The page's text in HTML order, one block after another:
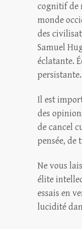
cognitif de
monde
des
Samuel
éclatante.
persistante.
Il est
des
de cancel
pensée,
Ne vous
élite
essais en
lucidité